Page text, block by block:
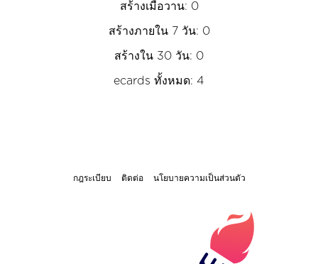
สร้างเมื่อวาน: 0
สร้างภายใน 7 วัน: 0
สร้างใน 30 วัน: 0
ecards ทั้งหมด: 4
กฎระเบียบ ติดต่อ นโยบายความเป็นส่วนตัว